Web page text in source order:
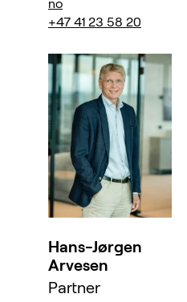
no
+47 41 23 58 20
Hans-Jørgen
Arvesen
Partner